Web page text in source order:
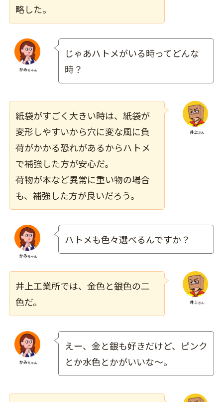
略した。
じゃあハトメがいる時ってどんな
時？
紙袋がすごく大きい時は、紙袋が
変形しやすいから穴に変な風に負
荷がかかる恐れがあるからハトメ
で補強した方が安心だ。
荷物が本など異常に重い物の場合
も、補強した方が良いだろう。
ハトメも色々選べるんですか？
井上工業所では、 金色と銀色の二
色だ。
えー、金と銀も好きだけど、ピンク
とか水色とかがいいな～。